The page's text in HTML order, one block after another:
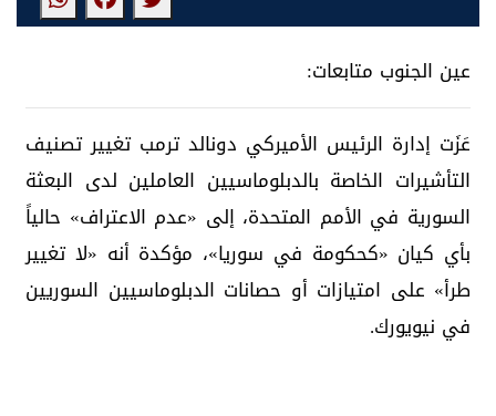
عين الجنوب متابعات:
عَزَت إدارة الرئيس الأميركي دونالد ترمب تغيير تصنيف
التأشيرات الخاصة بالدبلوماسيين العاملين لدى البعثة
السورية في الأمم المتحدة، إلى «عدم الاعتراف» حالياً
بأي كيان «كحكومة في سوريا»، مؤكدة أنه «لا تغيير
طرأ» على امتيازات أو حصانات الدبلوماسيين السوريين
في نيويورك.